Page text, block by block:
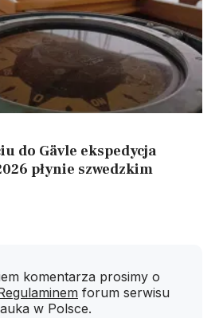
do Gävle ekspedycja
płynie szwedzkim
komentarza prosimy o
forum serwisu
w Polsce.